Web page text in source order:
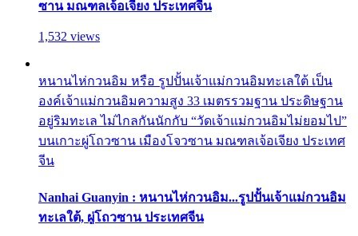
ซาน มณฑลเจ้อเจียง ประเทศจีน
1,532 views
หนานไห่กวนอิม หรือ รูปปั้นเจ้าแม่กวนอิมทะเลใต้ เป็น
องค์เจ้าแม่กวนอิมความสูง 33 เมตรรวมฐาน ประดิษฐาน
อยู่ริมทะเล ไม่ไกลกันนักกับ “วัดเจ้าแม่กวนอิมไม่ยอมไป”
บนเกาะผู่โถวซาน เมืองโจวซาน มณฑลเจ้อเจียง ประเทศ
จีน
Nanhai Guanyin : หนานไห่กวนอิม...รูปปั้นเจ้าแม่กวนอิม
ทะเลใต้, ผู่โถวซาน ประเทศจีน